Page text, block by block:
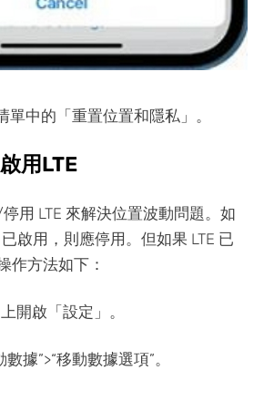
單中的「重置位置和隱私」。
用LTE
用 LTE 來解決位置波動問題。如
啟用，則應停用。但如果 LTE 已
作方法如下：
開啟「設定」。
據”>“移動數據選項”。